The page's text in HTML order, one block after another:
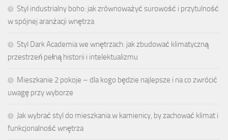
Styl industrialny boho: jak zrównoważyć surowość i przytulność
w spójnej aranżacji wnętrza
Styl Dark Academia we wnętrzach: jak zbudować klimatyczną
przestrzeń pełną historii i intelektualizmu
Mieszkanie 2 pokoje – dla kogo będzie najlepsze i na co zwrócić
uwagę przy wyborze
Jak wybrać styl do mieszkania w kamienicy, by zachować klimat i
funkcjonalność wnętrza